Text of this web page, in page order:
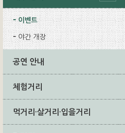
이벤트
야간 개장
공연 안내
체험거리
먹거리·살거리·입을거리